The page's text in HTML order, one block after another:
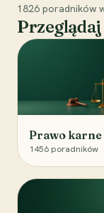
1826 poradników
Prawo karne
1456 poradników